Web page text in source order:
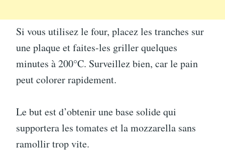
Si vous utilisez le four, placez les tranches sur
une plaque et faites-les griller quelques
minutes à 200°C. Surveillez bien, car le pain
peut colorer rapidement.
Le but est d’obtenir une base solide qui
supportera les tomates et la mozzarella sans
ramollir trop vite.